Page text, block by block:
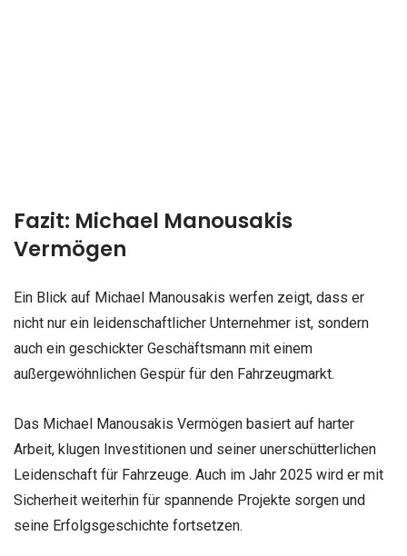
Fazit: Michael Manousakis
Vermögen
Ein Blick auf Michael Manousakis werfen zeigt, dass er
nicht nur ein leidenschaftlicher Unternehmer ist, sondern
auch ein geschickter Geschäftsmann mit einem
außergewöhnlichen Gespür für den Fahrzeugmarkt.
Das Michael Manousakis Vermögen basiert auf harter
Arbeit, klugen Investitionen und seiner unerschütterlichen
Leidenschaft für Fahrzeuge. Auch im Jahr 2025 wird er mit
Sicherheit weiterhin für spannende Projekte sorgen und
seine Erfolgsgeschichte fortsetzen.